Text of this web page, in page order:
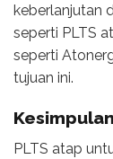
keberlanjutan
seperti PLTS
seperti
tujuan ini.
Kesimpulan
PLTS atap